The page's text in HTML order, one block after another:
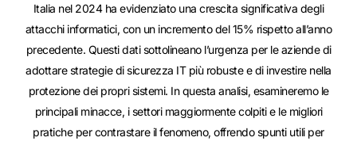
Italia nel 2024 ha evidenziato una crescita significativa degli
attacchi informatici, con un incremento del 15% rispetto all’anno
precedente. Questi dati sottolineano l’urgenza per le aziende di
adottare strategie di sicurezza IT più robuste e di investire nella
protezione dei propri sistemi. In questa analisi, esamineremo le
principali minacce, i settori maggiormente colpiti e le migliori
pratiche per contrastare il fenomeno, offrendo spunti utili per